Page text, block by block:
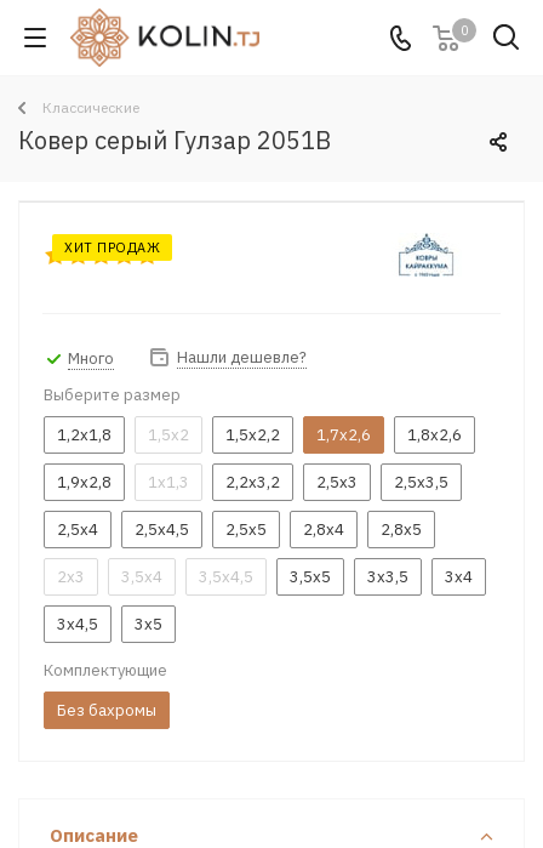
0
Классические
Ковер серый Гулзар 2051B
ХИТ ПРОДАЖ
Много
Нашли дешевле?
Выберите размер
1,2x1,8
1,5x2 1,5x2,2 1,7x2,6 1,8x2,6
1,9x2,8 1x1,3 2,2x3,2 2,5x3 2,5x3,5
2,5x4 2,5x4,5 2,5x5 2,8x4 2,8x5
2x3 3,5x4 3,5x4,5 3,5x5 3x3,5 3x4
3x4,5 3x5
Комплектующие
Без бахромы
Описание